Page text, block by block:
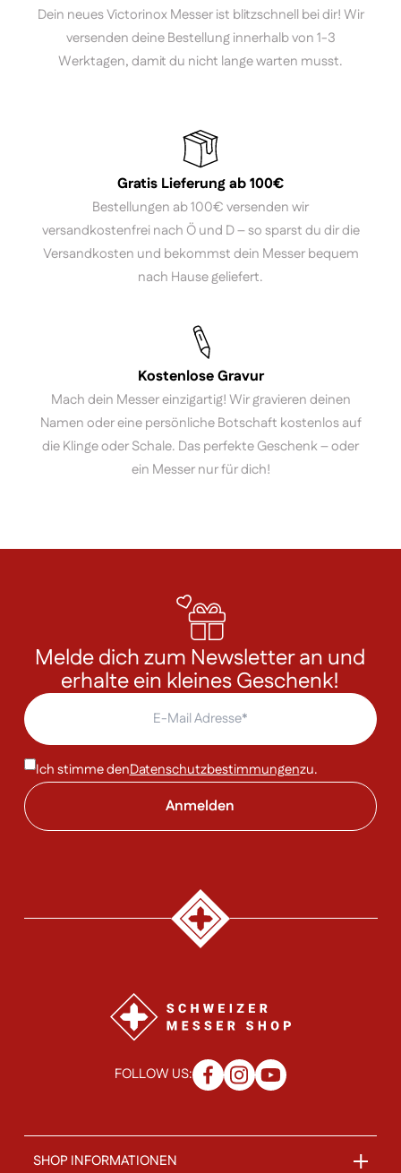
Dein neues Victorinox Messer ist blitzschnell bei dir! Wir
versenden deine Bestellung innerhalb von 1-3
Werktagen, damit du nicht lange warten musst.
Gratis Lieferung ab 100€
Bestellungen ab 100€ versenden wir
versandkostenfrei nach Ö und D – so sparst du dir die
Versandkosten und bekommst dein Messer bequem
nach Hause geliefert.
Kostenlose Gravur
Mach dein Messer einzigartig! Wir gravieren deinen
Namen oder eine persönliche Botschaft kostenlos auf
die Klinge oder Schale. Das perfekte Geschenk – oder
ein Messer nur für dich!
Melde dich zum Newsletter an und
erhalte ein kleines Geschenk!
Ich stimme denDatenschutzbestimmungenzu.
FOLLOW US:
SHOP INFORMATIONEN